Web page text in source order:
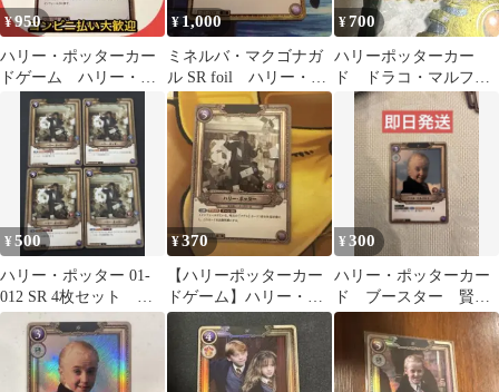
¥950
ハリー・ポッターカー
ドゲーム ハリー・ポ
ッター SR ホイル
¥1,000
ミネルバ・マクゴナガ
ル SR foil ハリー・ポ
ッター
¥700
ハリーポッターカー
ド ドラコ・マルフォ
イ sr foil 通常
¥500
ハリー・ポッター 01-
012 SR 4枚セット ハ
リーポッターカード
¥370
【ハリーポッターカー
ドゲーム】ハリー・ポ
ッター SR Foil 01-
¥300
ハリー・ポッターカー
ド ブースター 賢者
の石 ドラコ・マルフォ
イ SR